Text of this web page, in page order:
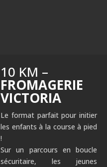
10 KM –
FROMAGERIE
VICTORIA
Le format parfait pour initier
les enfants à la course à pied
!
Sur un parcours en boucle
sécuritaire, les jeunes